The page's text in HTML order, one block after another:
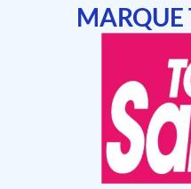
MARQUE